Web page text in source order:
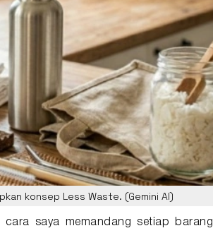
konsep Less Waste. (Gemini AI)
cara saya memandang setiap
barang